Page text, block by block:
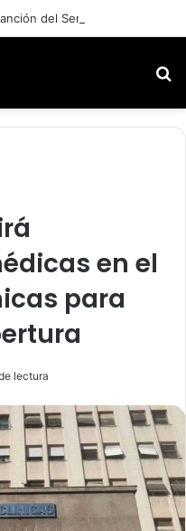
del Senado
en el
para
lectura